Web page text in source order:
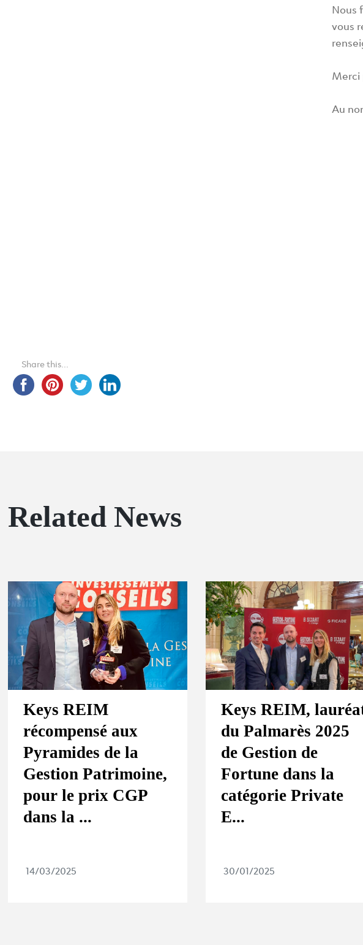
Nous
vous
Merci
Au
Share this...
Related News
Keys REIM
récompensé aux
Pyramides de la
Gestion Patrimoine,
pour le prix CGP
dans la ...
14/03/2025
Keys REIM,
du Palmarès 2025
de Gestion de
Fortune dans la
catégorie Private
E...
30/01/2025